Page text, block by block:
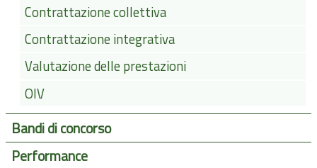
Contrattazione collettiva
Contrattazione integrativa
Valutazione delle prestazioni
OIV
Bandi di concorso
Performance